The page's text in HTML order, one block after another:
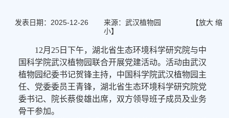
发表日期：2025-12-26 来源：武汉植物园 【放大 缩
小】
12月25日下午，湖北省生态环境科学研究院与中
国科学院武汉植物园联合开展党建活动。活动由武汉
植物园纪委书记贺锋主持，中国科学院武汉植物园主
任、党委委员王青锋，湖北省生态环境科学研究院党
委书记、院长蔡俊雄出席，双方领导班子成员及业务
骨干参加。